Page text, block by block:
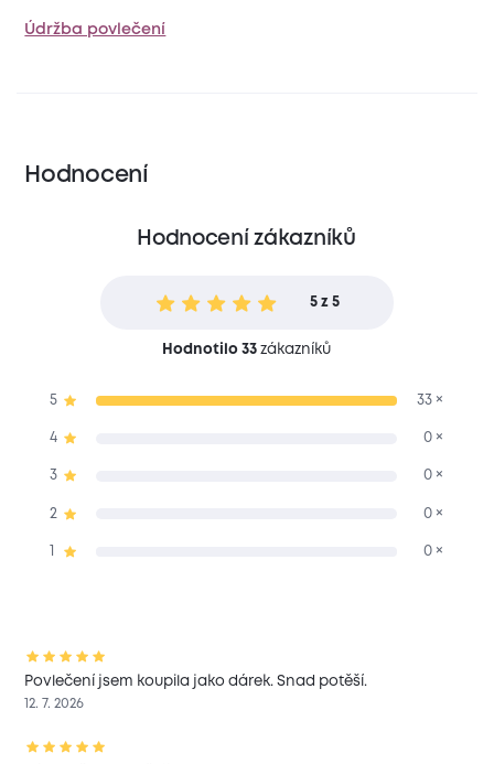
Údržba povlečení
Hodnocení
Hodnocení zákazníků
5 z 5
Hodnotilo 33 zákazníků
5 33 ×
4 0 ×
3 0 ×
2 0 ×
0 ×
Povlečení jsem koupila jako dárek. Snad potěší.
12. 7. 2026